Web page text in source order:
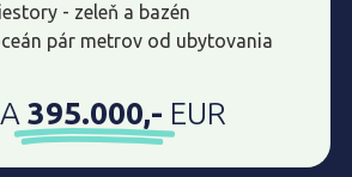
- zeleň a bazén
pár metrov od ubytovania
395.000,- EUR